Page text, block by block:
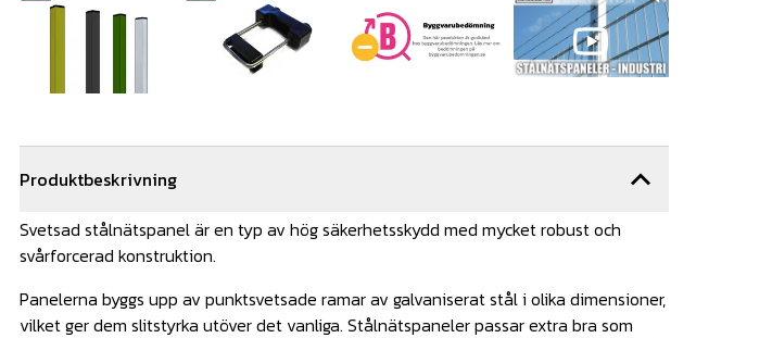
Produktbeskrivning
Svetsad stålnätspanelär en typ av hög säkerhetsskydd med mycket robust och
svårforcerad konstruktion.
Panelerna byggs upp av punktsvetsade ramar av galvaniserat stål i olika dimensioner,
vilket ger dem slitstyrka utöver det vanliga. Stålnätspaneler passar extra bra som